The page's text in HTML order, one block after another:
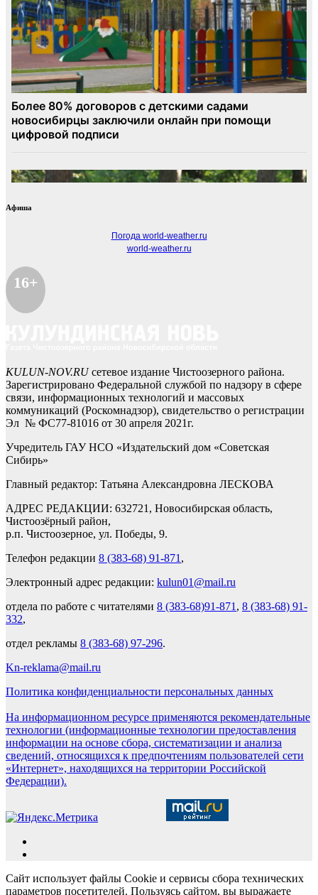
Афиша
Погода world-weather.ru
world-weather.ru
16+
KULUN-NOV.RUсетевое издание Чистоозерного района.
Зарегистрировано Федеральной службой по надзору в сфере
связи, информационных технологий и массовых
коммуникаций (Роскомнадзор), свидетельство о регистрации
Эл № ФС77-81016 от 30 апреля 2021г.
Учредитель ГАУ НСО «Издательский дом «Советская
Сибирь»
Главный редактор: Татьяна Александровна ЛЕСКОВА
АДРЕС РЕДАКЦИИ: 632721, Новосибирская область,
Чистоозёрный район,
р.п. Чистоозерное, ул. Победы, 9.
Телефон редакции 8 (383-68) 91-871 ,
Электронный адрес редакции: kulun01@mail.ru
отдела по работе с читателями 8 (383-68)91-871 , 8 (383-68) 91-
332,
отдел рекламы 8 (383-68) 97-296.
Kn-reklama@mail.ru
Политика конфиденциальности персональных данных
На информационном ресурсе применяются рекомендательные
технологии (информационные технологии предоставления
информации на основе сбора, систематизации и анализа
сведений, относящихся к предпочтениям пользователей сети
«Интернет», находящихся на территории Российской
Федерации).
Сайт использует файлы Cookie и сервисы сбора технических
параметров посетителей. Пользуясь сайтом, вы выражаете